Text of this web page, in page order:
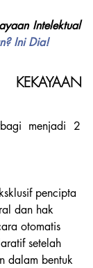
Hak Kekayaan Intelektual
Ini Dia!
menjadi 2
pencipta
dan hak
otomatis
setelah
dalam bentuk